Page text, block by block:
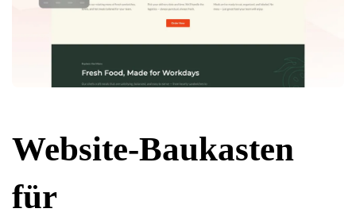
Website-Baukasten
für